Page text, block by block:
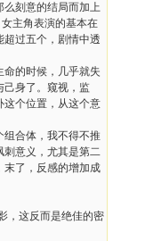
么刻意的结局而加上
主角表演的基本在
过五个，剧情中透
的时候，几乎就失
己身了。窥视，监
这个位置，从这个意
合体，我不得不推
刺意义，尤其是第二
末了，反感的增加成
，这反而是绝佳的密